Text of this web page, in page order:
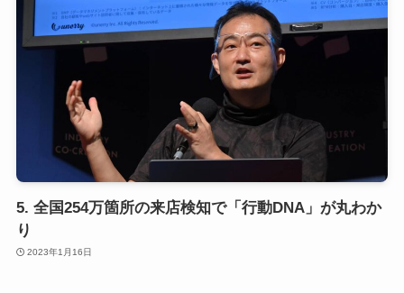
5. 全国254万箇所の来店検知で「行動DNA」が丸わか
り
2023年1月16日